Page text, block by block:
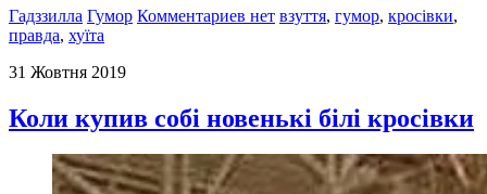
Гадззилла Гумор Комментариев нет взуття, гумор, кросівки,
правда, хуїта
31 Жовтня 2019
Коли купив собі новенькі білі кросівки